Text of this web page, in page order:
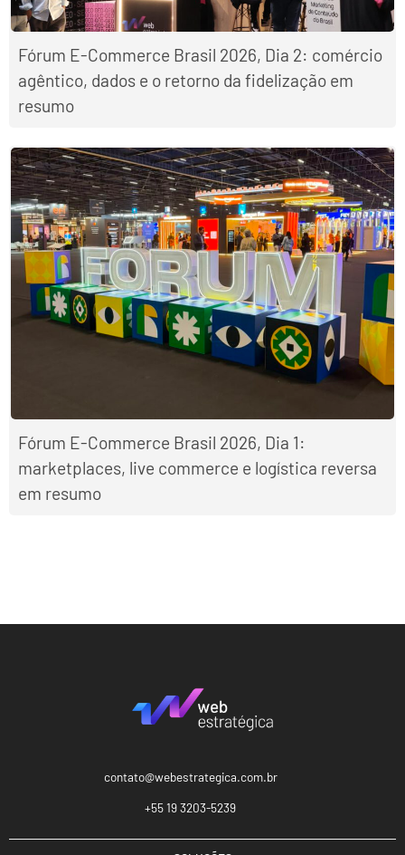
Fórum E-Commerce Brasil 2026, Dia 2: comércio
agêntico, dados e o retorno da fidelização em
resumo
Fórum E-Commerce Brasil 2026, Dia 1:
marketplaces, live commerce e logística reversa
em resumo
contato@webestrategica.com.br
+55 19 3203-5239